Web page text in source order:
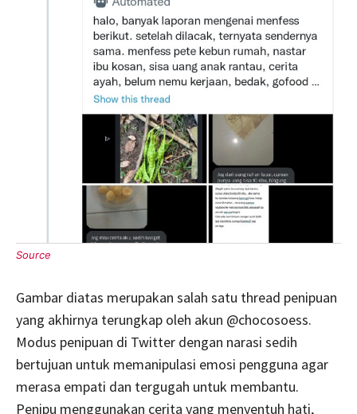
Gambar diatas merupakan salah satu thread penipuan
yang akhirnya terungkap oleh akun @chocosoess.
Modus penipuan di Twitter dengan narasi sedih
bertujuan untuk memanipulasi emosi pengguna agar
merasa empati dan tergugah untuk membantu.
Penipu menggunakan cerita yang menyentuh hati,